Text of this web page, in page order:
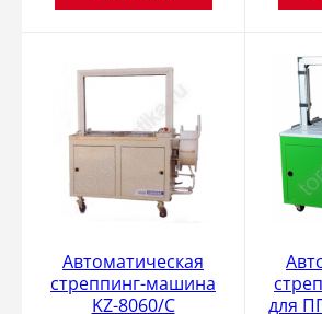
Автоматическая
стреппинг-машина
KZ-8060/С
для